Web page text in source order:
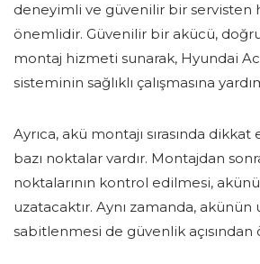
deneyimli ve güvenilir bir servisten
önemlidir. Güvenilir bir akücü,
montaj hizmeti sunarak, Hyundai
sisteminin sağlıklı çalışmasına
Ayrıca, akü montajı sırasında
bazı noktalar vardır. Montajdan
noktalarının kontrol edilmesi,
uzatacaktır. Aynı zamanda,
sabitlenmesi de güvenlik açısından